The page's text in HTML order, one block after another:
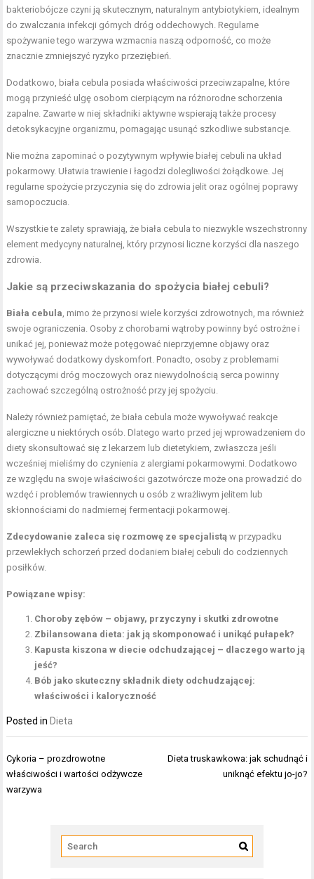
bakteriobójcze czyni ją skutecznym, naturalnym antybiotykiem, idealnym
do zwalczania infekcji górnych dróg oddechowych. Regularne
spożywanie tego warzywa wzmacnia naszą odporność, co może
znacznie zmniejszyć ryzyko przeziębień.
Dodatkowo, biała cebula posiada właściwości przeciwzapalne, które
mogą przynieść ulgę osobom cierpiącym na różnorodne schorzenia
zapalne. Zawarte w niej składniki aktywne wspierają także procesy
detoksykacyjne organizmu, pomagając usunąć szkodliwe substancje.
Nie można zapominać o pozytywnym wpływie białej cebuli na układ
pokarmowy. Ułatwia trawienie i łagodzi dolegliwości żołądkowe. Jej
regularne spożycie przyczynia się do zdrowia jelit oraz ogólnej poprawy
samopoczucia.
Wszystkie te zalety sprawiają, że biała cebula to niezwykle wszechstronny
element medycyny naturalnej, który przynosi liczne korzyści dla naszego
zdrowia.
Jakie są przeciwskazania do spożycia białej cebuli?
Biała cebula, mimo że przynosi wiele korzyści zdrowotnych, ma również
swoje ograniczenia. Osoby z chorobami wątroby powinny być ostrożne i
unikać jej, ponieważ może potęgować nieprzyjemne objawy oraz
wywoływać dodatkowy dyskomfort. Ponadto, osoby z problemami
dotyczącymi dróg moczowych oraz niewydolnością serca powinny
zachować szczególną ostrożność przy jej spożyciu.
Należy również pamiętać, że biała cebula może wywoływać reakcje
alergiczne u niektórych osób. Dlatego warto przed jej wprowadzeniem do
diety skonsultować się z lekarzem lub dietetykiem, zwłaszcza jeśli
wcześniej mieliśmy do czynienia z alergiami pokarmowymi. Dodatkowo
ze względu na swoje właściwości gazotwórcze może ona prowadzić do
wzdęć i problemów trawiennych u osób z wrażliwym jelitem lub
skłonnościami do nadmiernej fermentacji pokarmowej.
Zdecydowanie zaleca się rozmowę ze specjalistą w przypadku
przewlekłych schorzeń przed dodaniem białej cebuli do codziennych
posiłków.
Powiązane wpisy:
Choroby zębów – objawy, przyczyny i skutki zdrowotne
Zbilansowana dieta: jak ją skomponować i unikąć pułapek?
Kapusta kiszona w diecie odchudzającej – dlaczego warto ją
jeść?
Bób jako skuteczny składnik diety odchudzającej:
właściwości i kaloryczność
Posted in Dieta
Nawigacja
wpisu
Cykoria – prozdrowotne
właściwości i wartości odżywcze
warzywa
Dieta truskawkowa: jak schudnąć i
uniknąć efektu jo-jo?